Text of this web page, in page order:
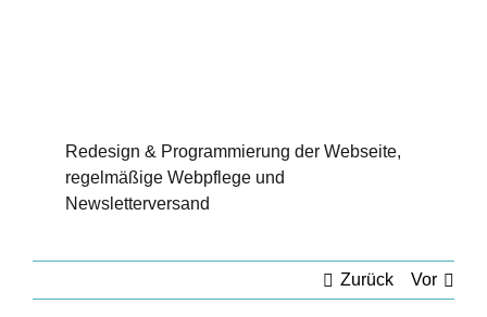
Redesign & Programmierung der Webseite,
regelmäßige Webpflege und
Newsletterversand
Zurück Vor